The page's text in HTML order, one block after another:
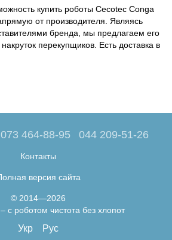
купить роботы Cecotec Conga
от производителя. Являясь
бренда, мы предлагаем его
перекупщиков. Есть доставка в
073 464-88-95 044 209-51-26
Контакты
версия сайта
© 2014—2026
с роботом чистота без хлопот
Укр Рус